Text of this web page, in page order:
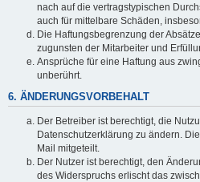
nach auf die vertragstypischen
auch für mittelbare Schäden,
Die Haftungsbegrenzung der
zugunsten der Mitarbeiter und
Ansprüche für eine Haftung aus
unberührt.
6. ÄNDERUNGSVORBEHALT
Der Betreiber ist berechtigt, die
Datenschutzerklärung zu ändern.
Mail mitgeteilt.
Der Nutzer ist berechtigt, den
des Widerspruchs erlischt das